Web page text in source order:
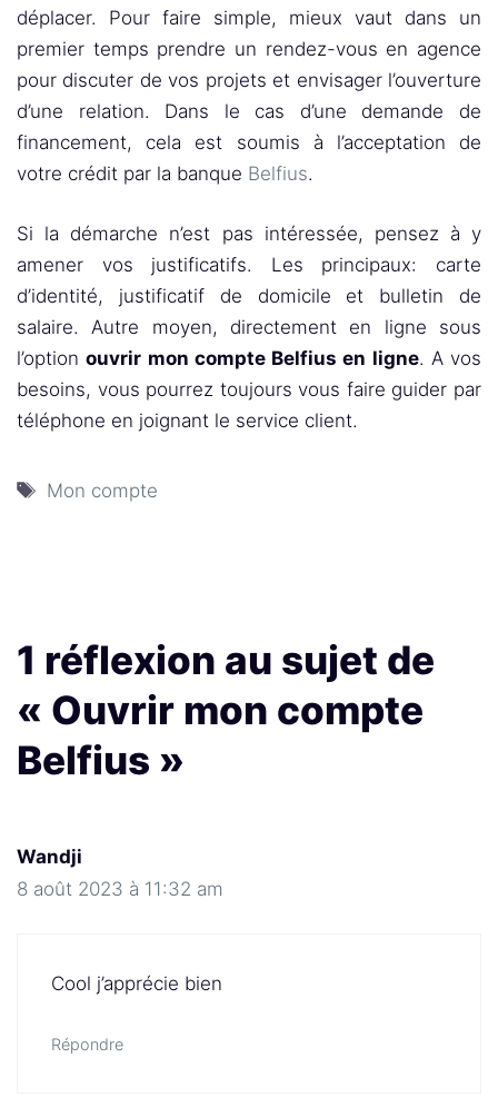
déplacer. Pour faire simple, mieux vaut dans un
premier temps prendre un rendez-vous en agence
pour discuter de vos projets et envisager l’ouverture
d’une relation. Dans le cas d’une demande de
financement, cela est soumis à l’acceptation de
votre crédit par la banque Belfius.
Si la démarche n’est pas intéressée, pensez à y
amener vos justificatifs. Les principaux: carte
d’identité, justificatif de domicile et bulletin de
salaire. Autre moyen, directement en ligne sous
l’optionouvrir mon compte Belfius en ligne. A vos
besoins, vous pourrez toujours vous faire guider par
téléphone en joignant le service client.
Étiquettes
Mon compte
1 réflexion au sujet de
« Ouvrir mon compte
Belfius »
Wandji
8 août 2023 à 11:32 am
Cool j’apprécie bien
Répondre